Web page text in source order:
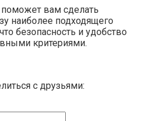
вам сделать
наиболее подходящего
безопасность и удобство
критериями.
с друзьями: